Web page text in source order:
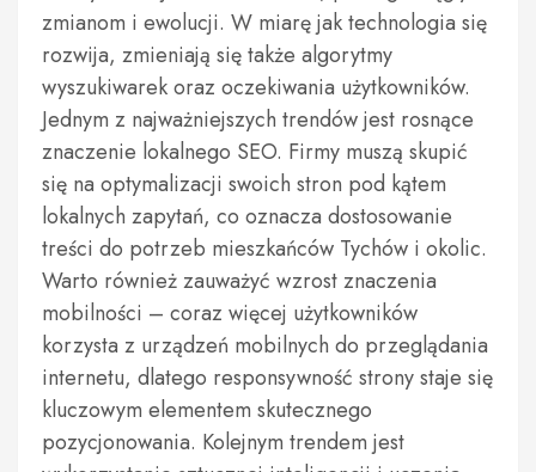
zmianom i ewolucji. W miarę jak technologia się
rozwija, zmieniają się także algorytmy
wyszukiwarek oraz oczekiwania użytkowników.
Jednym z najważniejszych trendów jest rosnące
znaczenie lokalnego SEO. Firmy muszą skupić
się na optymalizacji swoich stron pod kątem
lokalnych zapytań, co oznacza dostosowanie
treści do potrzeb mieszkańców Tychów i okolic.
Warto również zauważyć wzrost znaczenia
mobilności – coraz więcej użytkowników
korzysta z urządzeń mobilnych do przeglądania
internetu, dlatego responsywność strony staje się
kluczowym elementem skutecznego
pozycjonowania. Kolejnym trendem jest